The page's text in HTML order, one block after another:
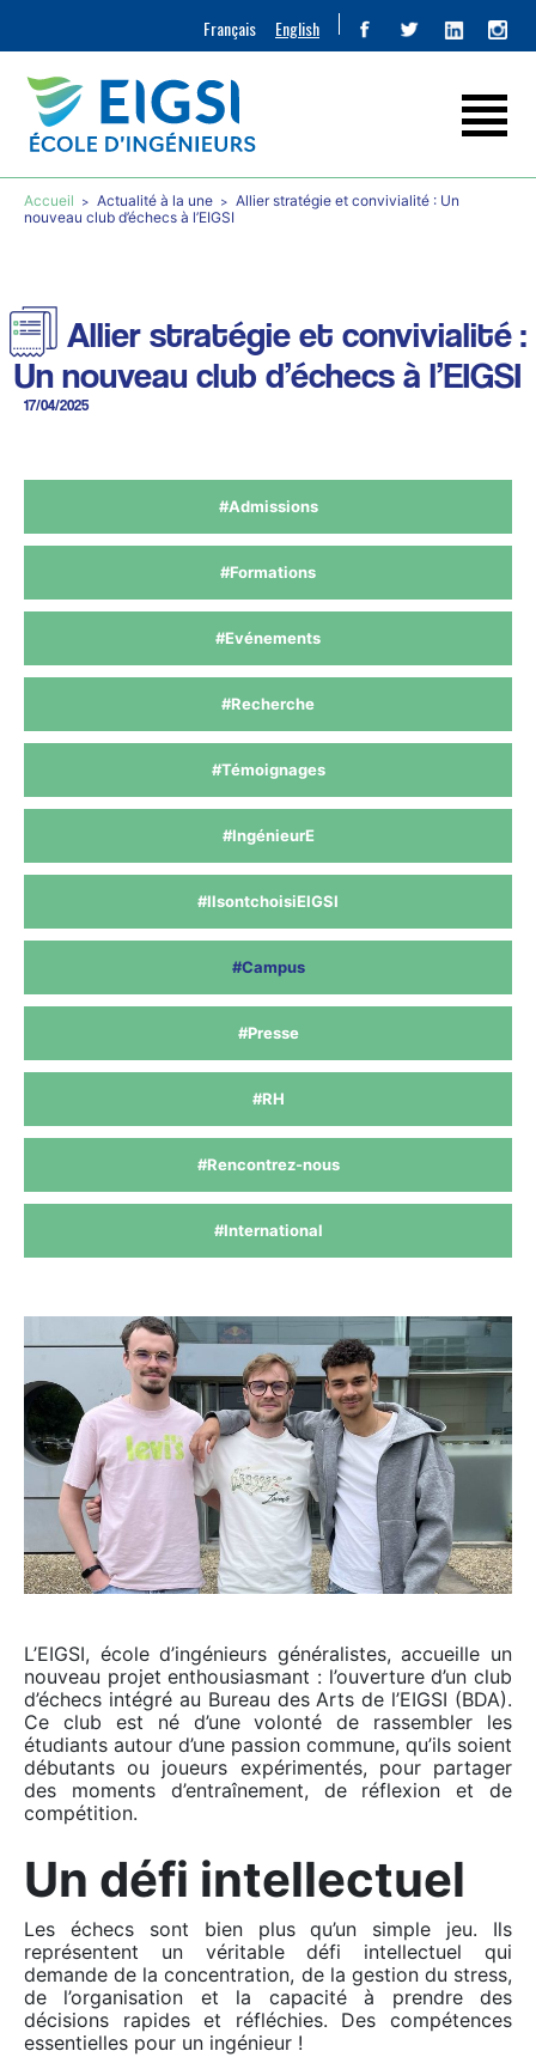
Français English
Accueil Actualité à la une
Allier stratégie et convivialité : Un
nouveau club d’échecs à l’EIGSI
Allier stratégie et convivialité :
Un nouveau club d’échecs à l’EIGSI
17/04/2025
#Admissions
#Formations
#Evénements
#Recherche
#Témoignages
#IngénieurE
#IlsontchoisiEIGSI
#Campus
#Presse
#RH
#Rencontrez-nous
#International
L’EIGSI, école d’ingénieurs généralistes, accueille un
nouveau projet enthousiasmant : l’ouverture d’un club
d’échecs intégré au Bureau des Arts de l’EIGSI (BDA).
Ce club est né d’une volonté de rassembler les
étudiants autour d’une passion commune, qu’ils soient
débutants ou joueurs expérimentés, pour partager
des moments d’entraînement, de réflexion et de
compétition.
Un défi intellectuel
Les échecs sont bien plus qu’un simple jeu. Ils
représentent un véritable défi intellectuel qui
demande de la concentration, de la gestion du stress,
de l’organisation et la capacité à prendre des
décisions rapides et réfléchies. Des compétences
essentielles pour un ingénieur !